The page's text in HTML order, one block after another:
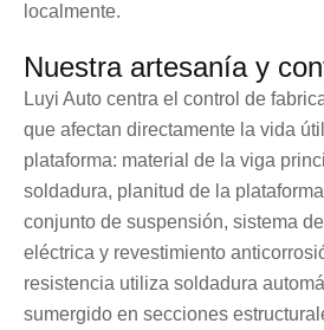
localmente.
Nuestra artesanía y
Luyi Auto centra el control de
que afectan directamente la vida
plataforma: material de la viga
soldadura, planitud de la
conjunto de suspensión, sistema
eléctrica y revestimiento
resistencia utiliza soldadura
sumergido en secciones